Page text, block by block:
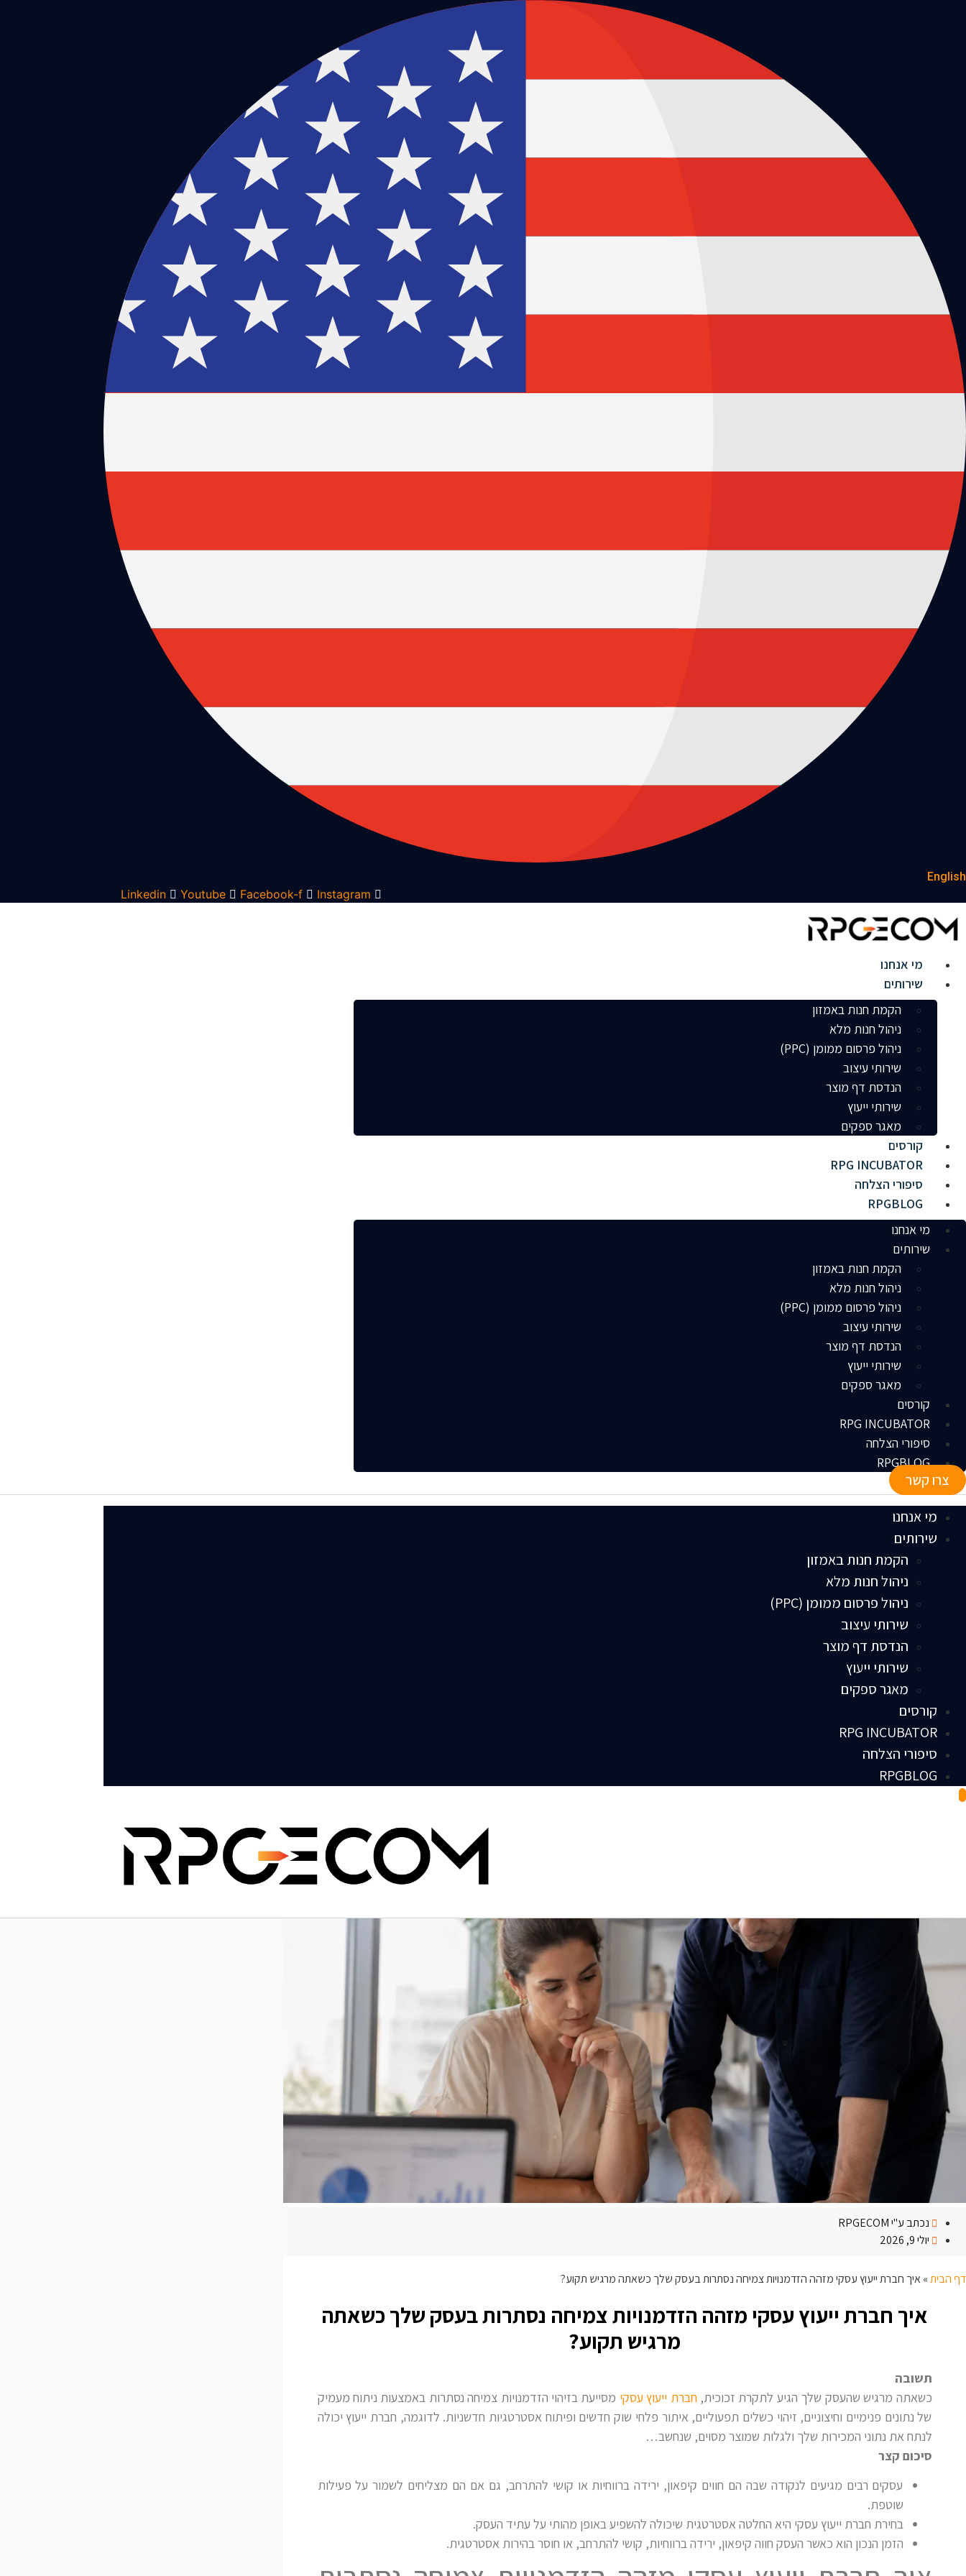
English
Linkedin Youtube Facebook-f Instagram
מי אנחנו
שירותים
הקמת חנות באמזון
ניהול חנות מלא
ניהול פרסום ממומן (PPC)
שירותי עיצוב
הנדסת דף מוצר
שירותי ייעוץ
מאגר ספקים
קורסים
RPG INCUBATOR
סיפורי הצלחה
RPGBLOG
מי אנחנו
שירותים
הקמת חנות באמזון
ניהול חנות מלא
ניהול פרסום ממומן (PPC)
שירותי עיצוב
הנדסת דף מוצר
שירותי ייעוץ
מאגר ספקים
קורסים
RPG INCUBATOR
סיפורי הצלחה
RPGBLOG
צרו קשר
מי אנחנו
שירותים
הקמת חנות באמזון
ניהול חנות מלא
ניהול פרסום ממומן (PPC)
שירותי עיצוב
הנדסת דף מוצר
שירותי ייעוץ
מאגר ספקים
קורסים
RPG INCUBATOR
סיפורי הצלחה
RPGBLOG
נכתב ע"י
יולי 9, 2026
דף הבית»איך חברת ייעוץ עסקי מזהה הזדמנויות צמיחה נסתרות בעסק שלך כשאתה מרגיש תקוע?
איך חברת ייעוץ עסקי מזהה הזדמנויות צמיחה נסתרות בעסק שלך כשאתה
מרגיש תקוע?
תשובה
כשאתה מרגיש שהעסק שלך הגיע לתקרת זכוכית,חברת ייעוץ עסקי מסייעת בזיהוי הזדמנויות צמיחה נסתרות באמצעות ניתוח מעמיק
של נתונים פנימיים וחיצוניים, זיהוי כשלים תפעוליים, איתור פלחי שוק חדשים ופיתוח אסטרטגיות חדשניות. לדוגמה, חברת ייעוץ יכולה
לנתח את נתוני המכירות שלך ולגלות שמוצר מסוים, שנחשב…
סיכום קצר
עסקים רבים מגיעים לנקודה שבה הם חווים קיפאון, ירידה ברווחיות או קושי להתרחב, גם אם הם מצליחים לשמור על פעילות
שוטפת.
בחירת חברת ייעוץ עסקי היא החלטה אסטרטגית שיכולה להשפיע באופן מהותי על עתיד העסק.
הזמן הנכון הוא כאשר העסק חווה קיפאון, ירידה ברווחיות, קושי להתרחב, או חוסר בהירות אסטרטגית.